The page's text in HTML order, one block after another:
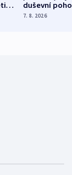
duševní
ukázala
7. 8. 2026